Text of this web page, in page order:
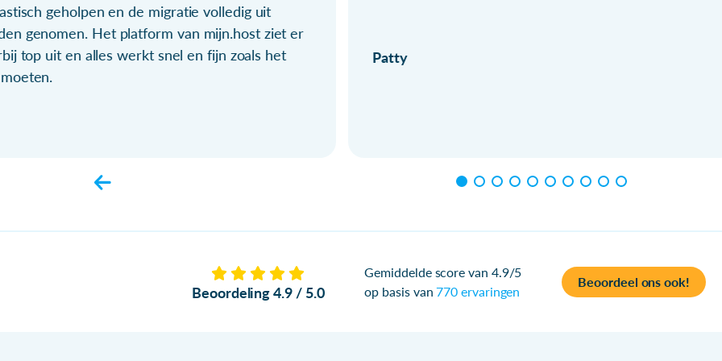
geholpen en de migratie volledig uit
genomen. Het platform van mijn.host ziet er
top uit en alles werkt snel en fijn zoals het
Patty
Beoordeling 4.9 / 5.0
Gemiddelde score van 4.9/5
op basis van770 ervaringen
Beoordeel ons ook!